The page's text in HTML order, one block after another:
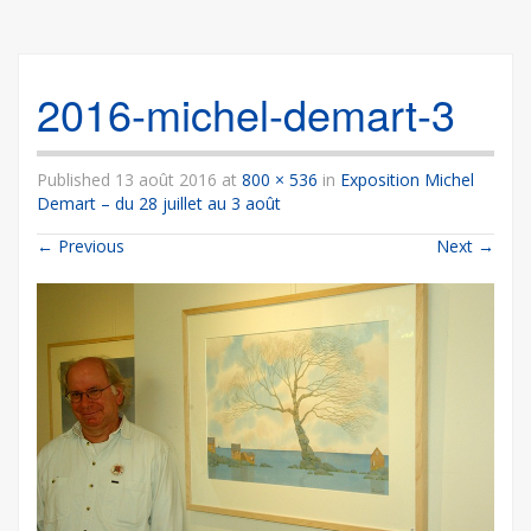
2016-michel-demart-3
Published 13 août 2016 at 800 × 536 in Exposition Michel
Demart – du 28 juillet au 3 août
← Previous Next →